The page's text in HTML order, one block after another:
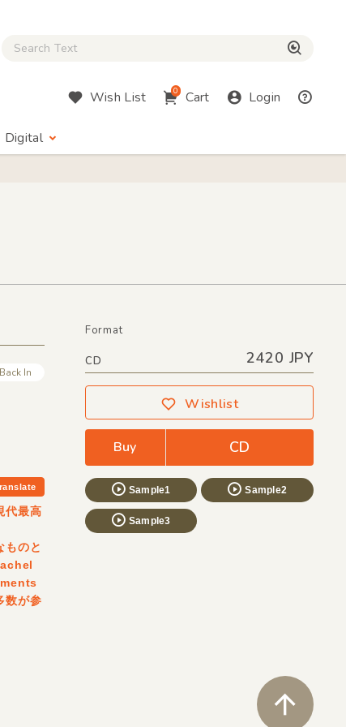
Close Search box
Wish List 0 Cart Login
Digital
Back In
Format
CD 2420 JPY
Wishlist
Buy CD
Sample1 Sample2
Sample3
代最高
ものと
数が参